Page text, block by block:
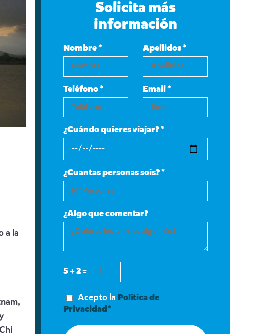
a la
Solicita más
información
Nombre * Apellidos *
Teléfono * Email *
¿Cuándo quieres viajar? *
¿Cuantas personas sois? *
¿Algo que comentar?
5 + 2 =
Acepto la Política de
Privacidad*